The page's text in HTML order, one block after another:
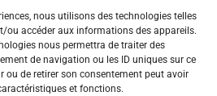
nous utilisons des technologies telles
ou accéder aux informations des appareils.
nous permettra de traiter des
de navigation ou les ID uniques sur ce
ou de retirer son consentement peut avoir
et fonctions.